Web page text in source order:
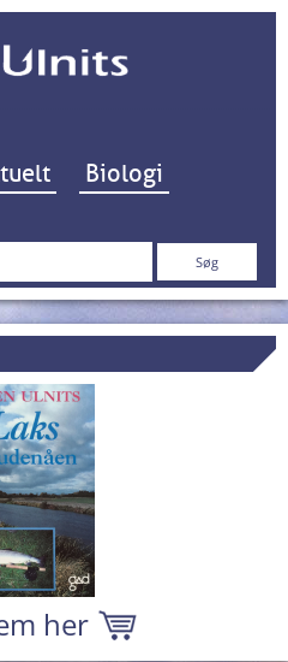
Hop til indhold
Biologi
her